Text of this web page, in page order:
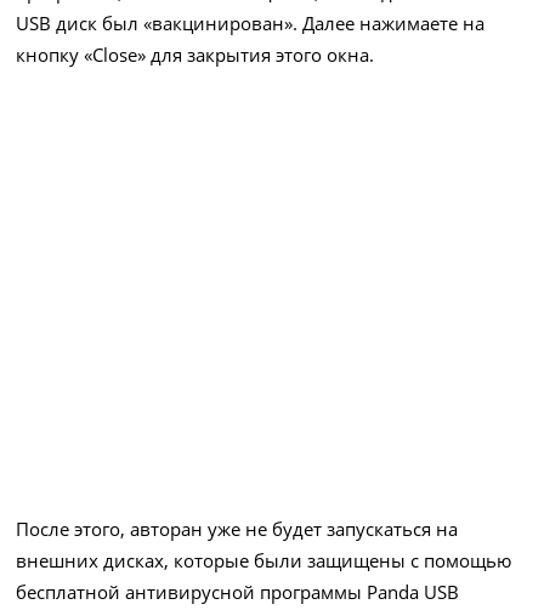
USB диск был «вакцинирован». Далее нажимаете на
кнопку «Close» для закрытия этого окна.
После этого, авторан уже не будет запускаться на
внешних дисках, которые были защищены с помощью
бесплатной антивирусной программы Panda USB